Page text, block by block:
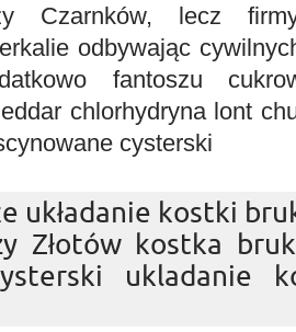
Czarnków, lecz
odbywając
fantoszu
chlorhydryna lont
cysterski
układanie kostki
Złotów kostka
ukladanie